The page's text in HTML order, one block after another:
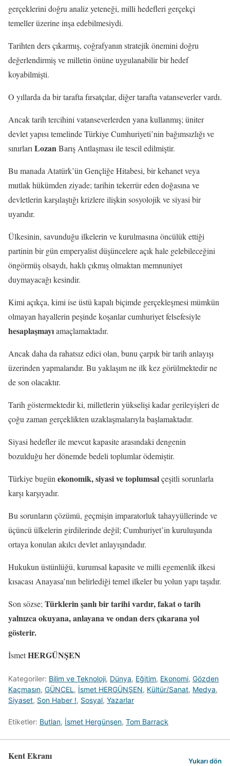
gerçeklerini doğru analiz yeteneği, milli hedefleri gerçekçi
temeller üzerine inşa edebilmesiydi.
Tarihten ders çıkarmış, coğrafyanın stratejik önemini doğru
değerlendirmiş ve milletin önüne uygulanabilir bir hedef
koyabilmişti.
O yıllarda da bir tarafta fırsatçılar, diğer tarafta vatanseverler vardı.
Ancak tarih tercihini vatanseverlerden yana kullanmış; üniter
devlet yapısı temelinde Türkiye Cumhuriyeti’nin bağımsızlığı ve
sınırları LozanBarış Antlaşması ile tescil edilmiştir.
Bu manada Atatürk’ün Gençliğe Hitabesi, bir kehanet veya
mutlak hükümden ziyade; tarihin tekerrür eden doğasına ve
devletlerin karşılaştığı krizlere ilişkin sosyolojik ve siyasi bir
uyarıdır.
Ülkesinin, savunduğu ilkelerin ve kurulmasına öncülük ettiği
partinin bir gün emperyalist düşüncelere açık hale gelebileceğini
öngörmüş olsaydı, haklı çıkmış olmaktan memnuniyet
duymayacağı kesindir.
Kimi açıkça, kimi ise üstü kapalı biçimde gerçekleşmesi mümkün
olmayan hayallerin peşinde koşanlar cumhuriyet felsefesiyle
hesaplaşmayıamaçlamaktadır.
Ancak daha da rahatsız edici olan, bunu çarpık bir tarih anlayışı
üzerinden yapmalarıdır. Bu yaklaşım ne ilk kez görülmektedir ne
de son olacaktır.
Tarih göstermektedir ki, milletlerin yükselişi kadar gerileyişleri de
çoğu zaman gerçeklikten uzaklaşmalarıyla başlamaktadır.
Siyasi hedefler ile mevcut kapasite arasındaki dengenin
bozulduğu her dönemde bedeli toplumlar ödemiştir.
Türkiye bugün ekonomik, siyasi ve toplumsalçeşitli sorunlarla
karşı karşıyadır.
Bu sorunların çözümü, geçmişin imparatorluk tahayyüllerinde ve
üçüncü ülkelerin girdilerinde değil; Cumhuriyet’in kuruluşunda
ortaya konulan akılcı devlet anlayışındadır.
Hukukun üstünlüğü, kurumsal kapasite ve milli egemenlik ilkesi
kısacası Anayasa’nın belirlediği temel ilkeler bu yolun yapı taşıdır.
Son sözse; Türklerin şanlı bir tarihi vardır, fakat o tarih
yalnızca okuyana, anlayana ve ondan ders çıkarana yol
gösterir.
İsmetHERGÜNŞEN
Kategoriler: Bilim ve Teknoloji, Dünya, Eğitim, Ekonomi, Gözden
Kaçmasın, GÜNCEL , İsmet HERGÜNŞEN, Kültür/Sanat, Medya,
Siyaset, Son Haber !, Sosyal, Yazarlar
Etiketler: Butlan, İsmet Hergünşen, Tom Barrack
Kent Ekranı Yukarı dön